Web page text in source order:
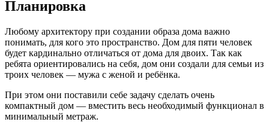
Планировка
Любому архитектору при создании образа дома важно
понимать, для кого это пространство. Дом для пяти человек
будет кардинально отличаться от дома для двоих. Так как
ребята ориентировались на себя, дом они создали для семьи из
троих человек — мужа с женой и ребёнка.
При этом они поставили себе задачу сделать очень
компактный дом — вместить весь необходимый функционал в
минимальный метраж.